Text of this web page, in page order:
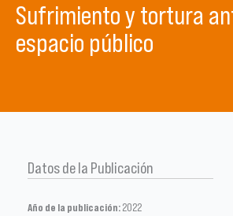
Sufrimiento y tortura
espacio público
Datos de la Publicación
Año de la publicación:2022